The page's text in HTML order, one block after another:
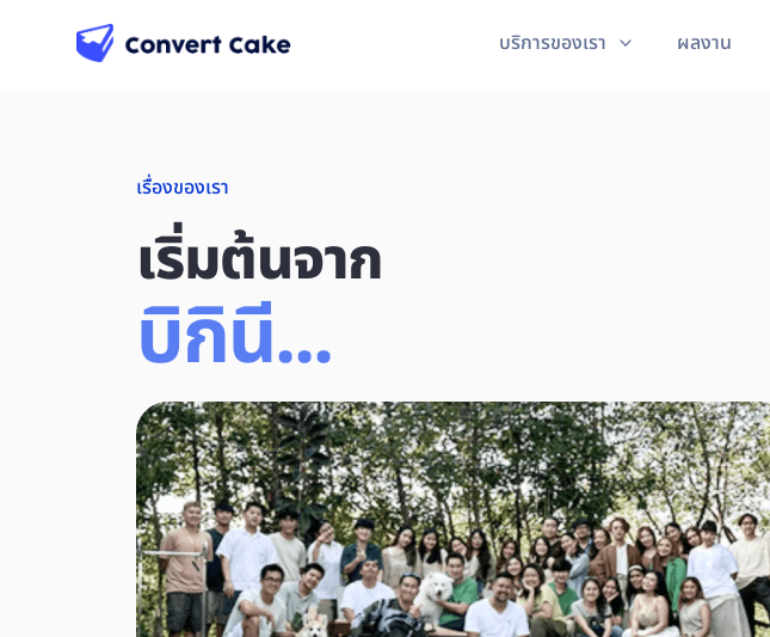
บริการของเรา ผลงาน
เรื่องของเรา
เริ่มต้นจาก
บิกินี...